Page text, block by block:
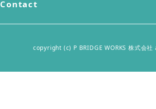
Contact
copyright (c) P BRIDGE WORKS 株式会